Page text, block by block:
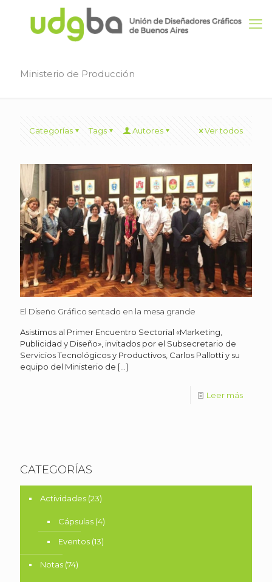
Ministerio de Producción
Categorías Tags Autores Ver todos
El Diseño Gráfico sentado en la mesa grande
Asistimos al Primer Encuentro Sectorial «Marketing,
Publicidad y Diseño», invitados por el Subsecretario de
Servicios Tecnológicos y Productivos, Carlos Pallotti y su
equipo del Ministerio de […]
Leer más
CATEGORÍAS
Actividades (23)
Cápsulas (4)
Eventos (13)
Notas (74)